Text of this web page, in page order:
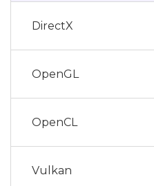
DirectX
OpenGL
OpenCL
Vulkan